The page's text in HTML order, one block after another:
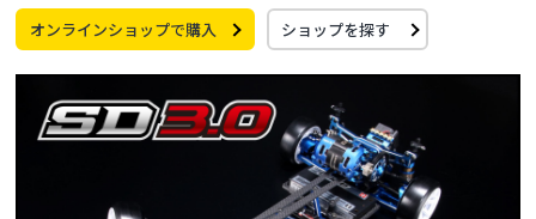
オンラインショップで購入 ショップを探す